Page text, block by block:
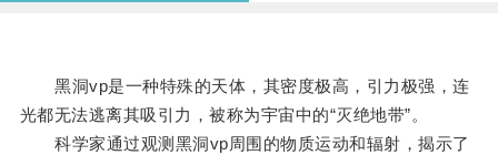
黑洞vp是一种特殊的天体，其密度极高，引力极强，连
光都无法逃离其吸引力，被称为宇宙中的“灭绝地带”。
科学家通过观测黑洞vp周围的物质运动和辐射，揭示了